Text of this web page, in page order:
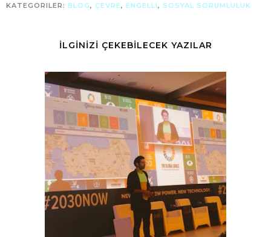
KATEGORILER: BLOG, ÇEVRE, ENGELLI, SOSYAL SORUMLULUK
İLGİNİZİ ÇEKEBİLECEK YAZILAR